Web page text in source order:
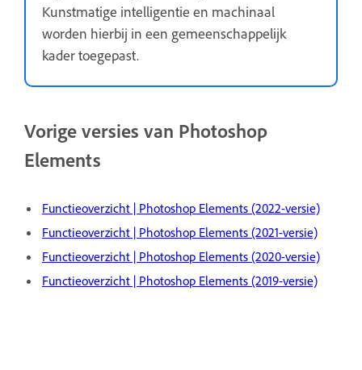
Kunstmatige intelligentie en machinaal
worden hierbij in een gemeenschappelijk
kader toegepast.
Vorige versies van Photoshop
Elements
Functieoverzicht | Photoshop Elements (2022-versie)
Functieoverzicht | Photoshop Elements (2021-versie)
Functieoverzicht | Photoshop Elements (2020-versie)
Functieoverzicht | Photoshop Elements (2019-versie)